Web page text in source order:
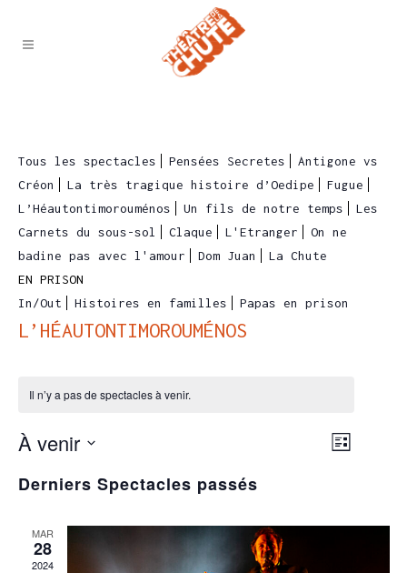
Tous les spectacles Pensées Secretes
Antigone vs
Créon
La très tragique histoire d’Oedipe
Fugue
L’Héautontimorouménos
Un fils de notre temps
Les
Carnets du sous-sol
Claque L'Etranger
On ne
badine pas avec l'amour
Dom Juan
La Chute
EN PRISON
In/Out
Histoires en familles Papas en prison
L’HÉAUTONTIMOROUMÉNOS
Il n’y a pas de spectacles à venir.
Liste
À venir
une
Derniers Spectacles passés
MAR
28
2024